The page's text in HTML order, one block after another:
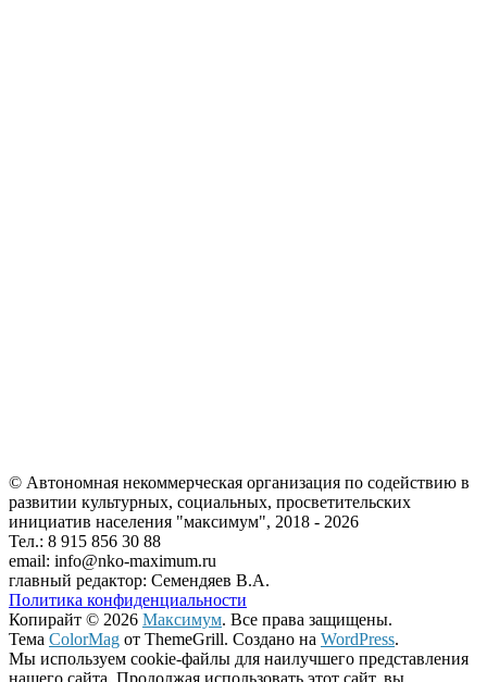
© Автономная некоммерческая организация по содействию в
развитии культурных, социальных, просветительских
инициатив населения "максимум", 2018 - 2026
Тел.: 8 915 856 30 88
email: info@nko-maximum.ru
главный редактор: Семендяев В.А.
Политика конфиденциальности
Копирайт © 2026 Максимум. Все права защищены.
Тема ColorMag от ThemeGrill. Создано на WordPress.
Мы используем cookie-файлы для наилучшего представления